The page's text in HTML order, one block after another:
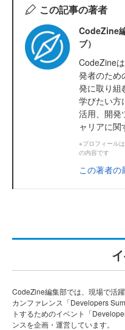
この記事の著者
CodeZine
ブ）
CodeZine
発者のため
発に取り組
学びたい方
活用、開発
ャリアに関
※プロフィール
の内容です
この著者の
CodeZine編集部では、現場で活
カンファレンス「Developers
トするためのイベント「
ンスを企画・運営しています。